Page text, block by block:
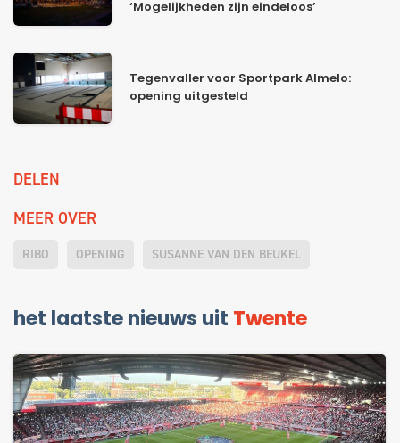
‘Mogelijkheden zijn eindeloos’
Tegenvaller voor Sportpark Almelo:
opening uitgesteld
DELEN
MEER OVER
RIBO OPENING SUSANNE VAN DEN BEUKEL
het laatste nieuws uit Twente